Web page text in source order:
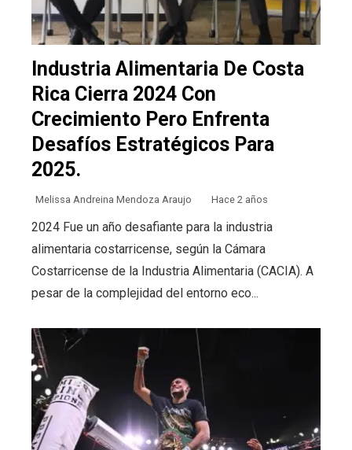
Industria Alimentaria De Costa
Rica Cierra 2024 Con
Crecimiento Pero Enfrenta
Desafíos Estratégicos Para
2025.
Melissa Andreina Mendoza Araujo Hace 2 años
2024 Fue un año desafiante para la industria
alimentaria costarricense, según la Cámara
Costarricense de la Industria Alimentaria (CACIA). A
pesar de la complejidad del entorno eco...